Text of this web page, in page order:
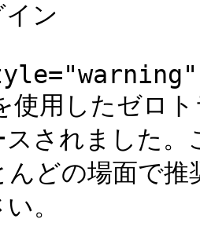
ン
使用したゼロ
されました
んどの場面で
。